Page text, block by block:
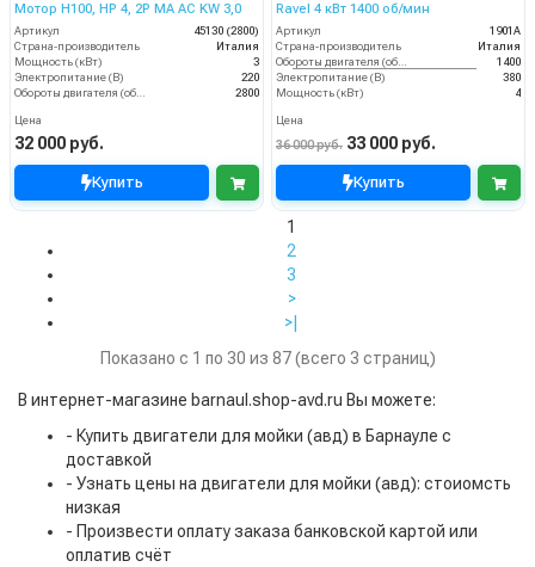
Мотор H100, HP 4, 2P MA AC KW 3,0
Артикул
45130 (2800)
Страна-производитель
Италия
Мощность (кВт)
3
Электропитание (В)
220
Обороты двигателя (об/мин)
2800
Цена
32 000 руб.
Купить
Ravel 4 кВт 1400 об/мин
Артикул
1901A
Страна-производитель
Италия
Обороты двигателя (об/мин)
1400
Электропитание (В)
380
Мощность (кВт)
4
Цена
36 000 руб. 33 000 руб.
Купить
1
2
3
>
>|
Показано с 1 по 30 из 87 (всего 3 страниц)
В интернет-магазине barnaul.shop-avd.ru Вы можете:
- Купить двигатели для мойки (авд) в Барнауле с
доставкой
- Узнать цены на двигатели для мойки (авд): стоиомсть
низкая
- Произвести оплату заказа банковской картой или
оплатив счёт